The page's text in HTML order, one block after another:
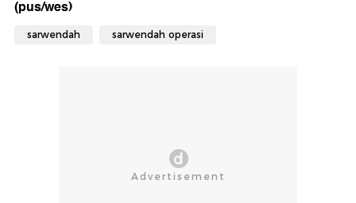
(pus/wes)
sarwendah sarwendah operasi